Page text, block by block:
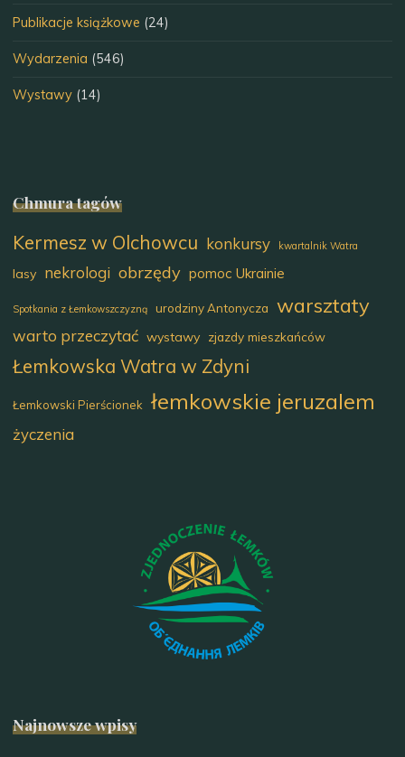
Publikacje książkowe (24)
Wydarzenia (546)
Wystawy (14)
Chmura tagów
Kermesz w Olchowcu konkursy kwartalnik Watra
lasy nekrologi obrzędy pomoc Ukrainie
Spotkania z Łemkowszczyzną urodziny Antonycza warsztaty
warto przeczytać wystawy zjazdy mieszkańców
Łemkowska Watra w Zdyni
Łemkowski Pierścionek łemkowskie jeruzalem
życzenia
Najnowsze wpisy